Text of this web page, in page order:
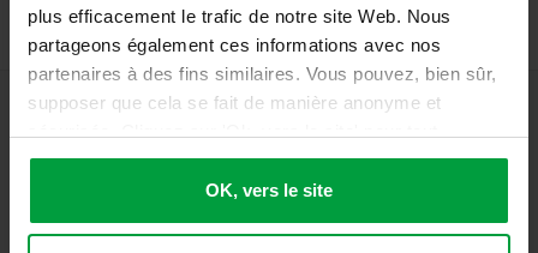
plus efficacement le trafic de notre site Web. Nous
partageons également ces informations avec nos
partenaires à des fins similaires. Vous pouvez, bien sûr,
supposer que cela se fait de manière anonyme et
accepter ou ajustez manuellement vos préférences.
OK, vers le site
TATAMIX FRANCE